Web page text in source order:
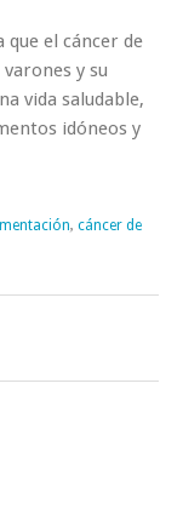
que el cáncer de
y su
vida saludable,
idóneos y
, cáncer de